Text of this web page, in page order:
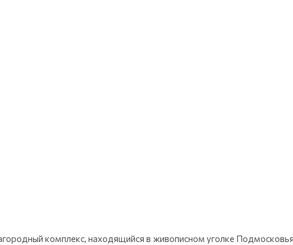
комплекс, находящийся в живописном уголке